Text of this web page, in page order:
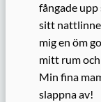
fångade upp
sitt nattlinne
mig en öm
mitt rum
Min fina
slappna av!